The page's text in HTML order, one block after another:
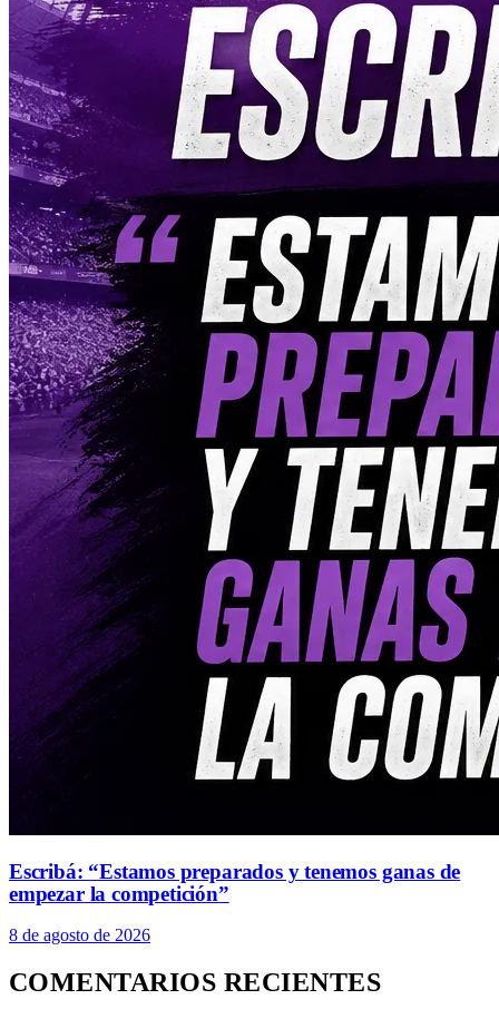
Escribá: “Estamos preparados y tenemos ganas de
empezar la competición”
8 de agosto de 2026
COMENTARIOS RECIENTES